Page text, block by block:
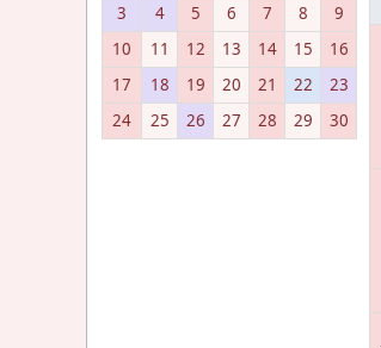
3
4 5 6 7 8
9
10
11 12 13 14 15
16
17
18 19 20 21 22
23
24
25 26 27 28 29 30